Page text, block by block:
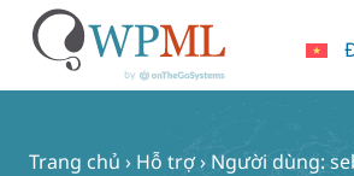
Trang chủ › Hỗ trợ› Người dùng: